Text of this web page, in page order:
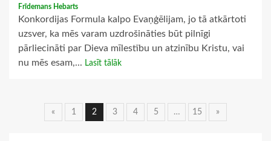
Frīdemans Hebarts
Konkordijas Formula kalpo Evaņģēlijam, jo tā atkārtoti
uzsver, ka mēs varam uzdrošināties būt pilnīgi
pārliecināti par Dieva mīlestību un atzinību Kristu, vai
nu mēs esam,... Lasīt tālāk
Ziņu
« 1 2 3 4 5 … 15 »